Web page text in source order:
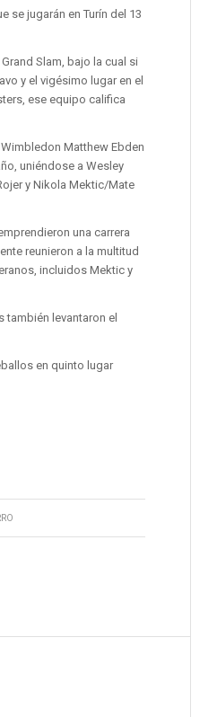
se jugarán en Turín del 13
Slam, bajo la cual si
y el vigésimo lugar en el
ese equipo califica
Matthew Ebden
uniéndose a Wesley
y Nikola Mektic/Mate
una carrera
reunieron a la multitud
incluidos Mektic y
levantaron el
en quinto lugar